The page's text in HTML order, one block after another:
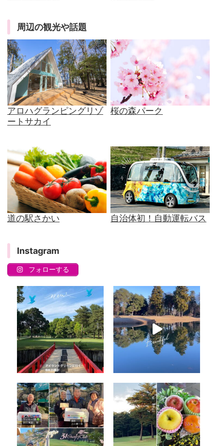
周辺の観光や話題
アロハグランピングリゾ
ートサカイ
桜の森パーク
道の駅さかい 自治体初！自動運転バス
Instagram
フォローする